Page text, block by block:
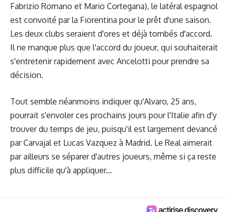
Fabrizio Romano et Mario Cortegana), le latéral espagnol
est convoité par la Fiorentina pour le prêt d'une saison.
Les deux clubs seraient d'ores et déjà tombés d'accord.
Il ne manque plus que l'accord du joueur, qui souhaiterait
s'entretenir rapidement avec Ancelotti pour prendre sa
décision.
Tout semble néanmoins indiquer qu'Alvaro, 25 ans,
pourrait s'envoler ces prochains jours pour l'Italie afin d'y
trouver du temps de jeu, puisqu'il est largement devancé
par Carvajal et Lucas Vazquez à Madrid. Le Real aimerait
par ailleurs se séparer d'autres joueurs, même si ça reste
plus difficile qu'à appliquer...